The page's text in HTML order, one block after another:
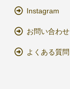
Instagram
お問い合わせ
よくある質問